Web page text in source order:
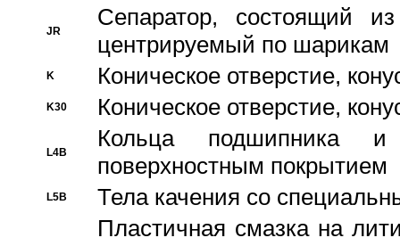
JR
Сепаратор, состоящий
центрируемый по шарикам
K Коническое отверстие,
K30 Коническое отверстие,
L4B
Кольца подшипника
поверхностным покрытием
L5B Тела качения со
Пластичная смазка на